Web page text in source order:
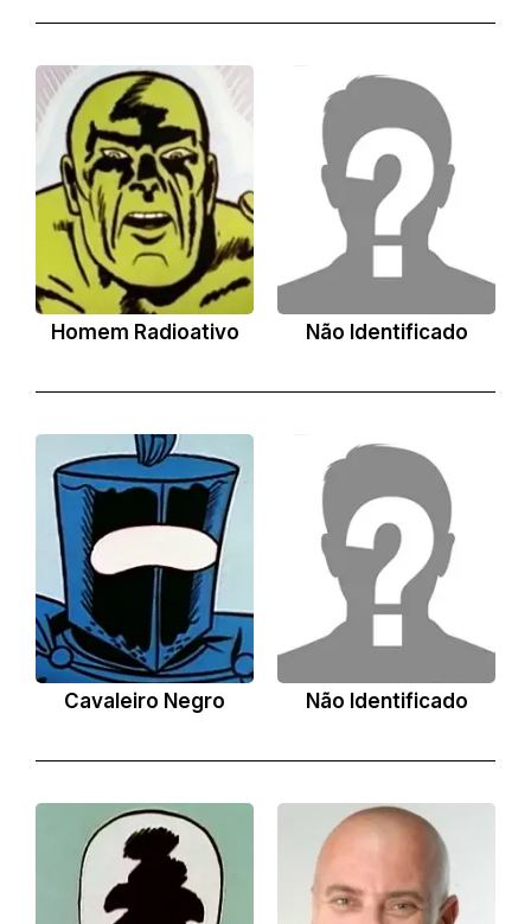
Homem Radioativo Não Identificado
Cavaleiro Negro Não Identificado